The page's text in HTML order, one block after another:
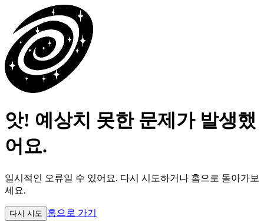
앗! 예상치 못한 문제가 발생했
어요.
일시적인 오류일 수 있어요. 다시 시도하거나 홈으로 돌아가보
세요.
다시 시도 홈으로 가기